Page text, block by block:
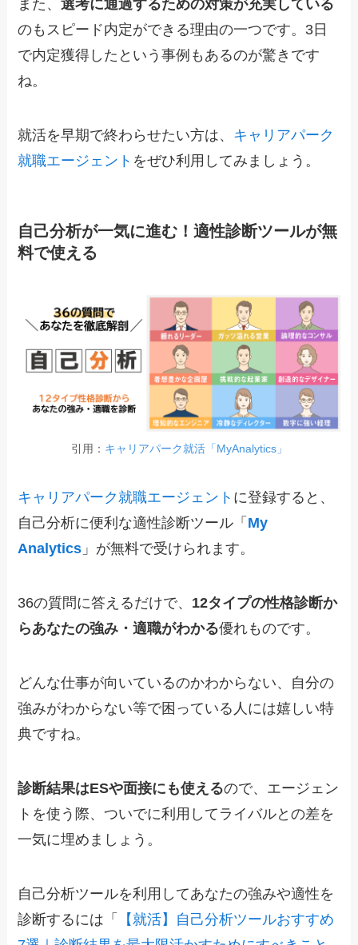
また、選考に通過するための対策が充実している
のもスピード内定ができる理由の一つです。3日
で内定獲得したという事例もあるのが驚きです
ね。
就活を早期で終わらせたい方は、 キャリアパーク
就職エージェント をぜひ利用してみましょう。
自己分析が一気に進む！適性診断ツールが無
料で使える
引用： キャリアパーク就活「MyAnalytics」
キャリアパーク就職エージェント に登録すると、
自己分析に便利な適性診断ツール「 My
Analytics 」が無料で受けられます。
36の質問に答えるだけで、 12タイプの性格診断か
らあなたの強み・適職がわかる優れものです。
どんな仕事が向いているのかわからない、自分の
強みがわからない等で困っている人には嬉しい特
典ですね。
診断結果はESや面接にも使えるので、エージェン
トを使う際、ついでに利用してライバルとの差を
一気に埋めましょう。
自己分析ツールを利用してあなたの強みや適性を
診断するには「
【就活】自己分析ツールおすすめ